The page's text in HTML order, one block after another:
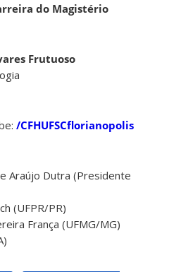
do Magistério
Frutuoso
/CFHUFSCflorianopolis
Araújo Dutra (Presidente
(UFPR/PR)
França (UFMG/MG)